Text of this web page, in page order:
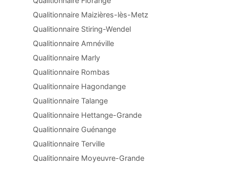
Qualitionnaire Maizières-lès-Metz
Qualitionnaire Stiring-Wendel
Qualitionnaire Amnéville
Qualitionnaire Marly
Qualitionnaire Rombas
Qualitionnaire Hagondange
Qualitionnaire Talange
Qualitionnaire Hettange-Grande
Qualitionnaire Guénange
Qualitionnaire Terville
Qualitionnaire Moyeuvre-Grande